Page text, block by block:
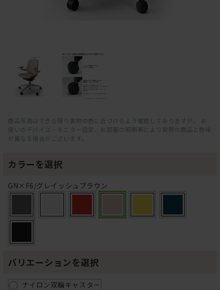
商品写真はできる限り実物の色に近づけるよう徹底しておりますが、 お
使いのデバイス・モニター設定、お部屋の照明等により実際の商品と色味
が異なる場合がございます。
カラーを選択
GN×F6/グレイッシュブラウン
バリエーションを選択
ナイロン双輪キャスター